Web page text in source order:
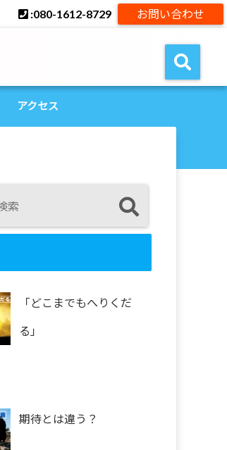
お問い合わせ
:080-1612-8729
アクセス
「どこまでもへりくだ
る」
期待とは違う？